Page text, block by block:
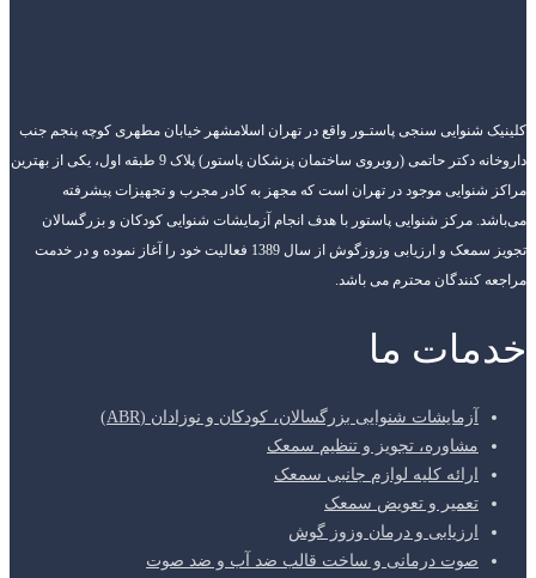
کلینیک شنوایی سنجی پاستـور واقع در تهران اسلامشهر خیابان مطهری کوچه پنجم جنب
داروخانه دکتر حاتمی (روبروی ساختمان پزشکان پاستور) پلاک 9 طبقه اول، یکی از بهترین
مراکز شنوایی موجود در تهران است که مجهز به کادر مجرب و تجهیزات پیشرفته
می‌باشد. مرکز شنوایی پاستور با هدف انجام آزمایشات شنوایی کودکان و بزرگسالان
تجویز سمعک و ارزیابی وزوزگوش از سال 1389 فعالیت خود را آغاز نموده و در خدمت
مراجعه کنندگان محترم می باشد.
خدمات ما
آزمایشات شنوایی بزرگسالان، کودکان و نوزادان (ABR)
مشاوره، تجویز و تنظیم سمعک
ارائه کلیه لوازم جانبی سمعک
تعمیر و تعویض سمعک
ارزیابی و درمان وزوز گوش
صوت درمانی و ساخت قالب ضد آب و ضد صوت